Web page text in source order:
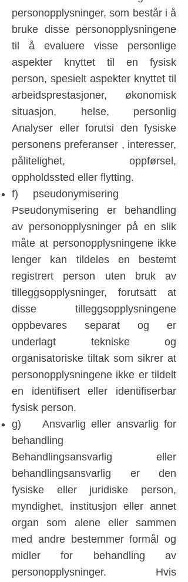
personopplysninger, som består i å
bruke disse personopplysningene
til å evaluere visse personlige
aspekter knyttet til en fysisk
person, spesielt aspekter knyttet til
arbeidsprestasjoner, økonomisk
situasjon, helse, personlig
Analyser eller forutsi den fysiske
personens preferanser , interesser,
pålitelighet, oppførsel,
oppholdssted eller flytting.
f) pseudonymisering
Pseudonymisering er behandling
av personopplysninger på en slik
måte at personopplysningene ikke
lenger kan tildeles en bestemt
registrert person uten bruk av
tilleggsopplysninger, forutsatt at
disse tilleggsopplysningene
oppbevares separat og er
underlagt tekniske og
organisatoriske tiltak som sikrer at
personopplysningene ikke er tildelt
en identifisert eller identifiserbar
fysisk person.
g) Ansvarlig eller ansvarlig for
behandling
Behandlingsansvarlig eller
behandlingsansvarlig er den
fysiske eller juridiske person,
myndighet, institusjon eller annet
organ som alene eller sammen
med andre bestemmer formål og
midler for behandling av
personopplysninger. Hvis